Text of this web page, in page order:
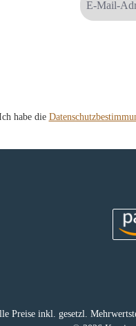
Mail-
habe die
Preise inkl. gesetzl.